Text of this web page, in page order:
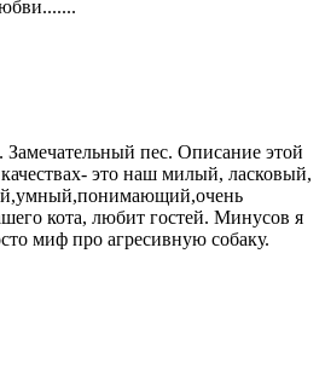
Замечательный пес. Описание этой
это наш милый, ласковый,
кота, любит гостей. Минусов я
миф про агресивную собаку.